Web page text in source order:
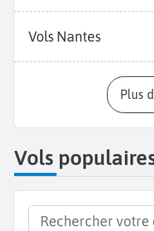
Vols Nantes
Plus
Vols